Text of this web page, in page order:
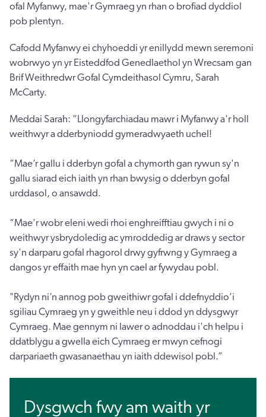
ofal Myfanwy, mae'r Gymraeg yn rhan o brofiad dyddiol
pob plentyn.
Cafodd Myfanwy ei chyhoeddi yr enillydd mewn seremoni
wobrwyo yn yr Eisteddfod Genedlaethol yn Wrecsam gan
Brif Weithredwr Gofal Cymdeithasol Cymru, Sarah
McCarty.
Meddai Sarah: “Llongyfarchiadau mawr i Myfanwy a'r holl
weithwyr a dderbyniodd gymeradwyaeth uchel!
“Mae’r gallu i dderbyn gofal a chymorth gan rywun sy'n
gallu siarad eich iaith yn rhan bwysig o dderbyn gofal
urddasol, o ansawdd.
“Mae'r wobr eleni wedi rhoi enghreifftiau gwych i ni o
weithwyr ysbrydoledig ac ymroddedig ar draws y sector
sy'n darparu gofal rhagorol drwy gyfrwng y Gymraeg a
dangos yr effaith mae hyn yn cael ar fywydau pobl.
"Rydyn ni’n annog pob gweithiwr gofal i ddefnyddio’i
sgiliau Cymraeg yn y gweithle neu i ddod yn ddysgwyr
Cymraeg. Mae gennym ni lawer o adnoddau i'ch helpu i
ddatblygu a gwella eich Cymraeg er mwyn cefnogi
darpariaeth gwasanaethau yn iaith ddewisol pobl.”
Dysgwch fwy am waith yr